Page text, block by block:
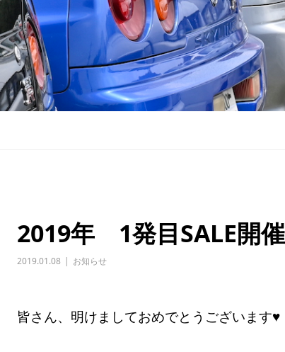
2019年 1発目SALE開
2019.01.08 お知らせ
皆さん、明けましておめでとうございます♥